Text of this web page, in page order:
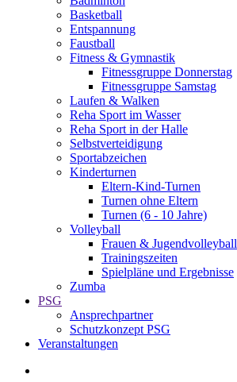
Basketball
Entspannung
Faustball
Fitness & Gymnastik
Fitnessgruppe Donnerstag
Fitnessgruppe Samstag
Laufen & Walken
Reha Sport im Wasser
Reha Sport in der Halle
Selbstverteidigung
Sportabzeichen
Kinderturnen
Eltern-Kind-Turnen
Turnen ohne Eltern
Turnen (6 - 10 Jahre)
Volleyball
Frauen & Jugendvolleyball
Trainingszeiten
Spielpläne und Ergebnisse
Zumba
PSG
Ansprechpartner
Schutzkonzept PSG
Veranstaltungen